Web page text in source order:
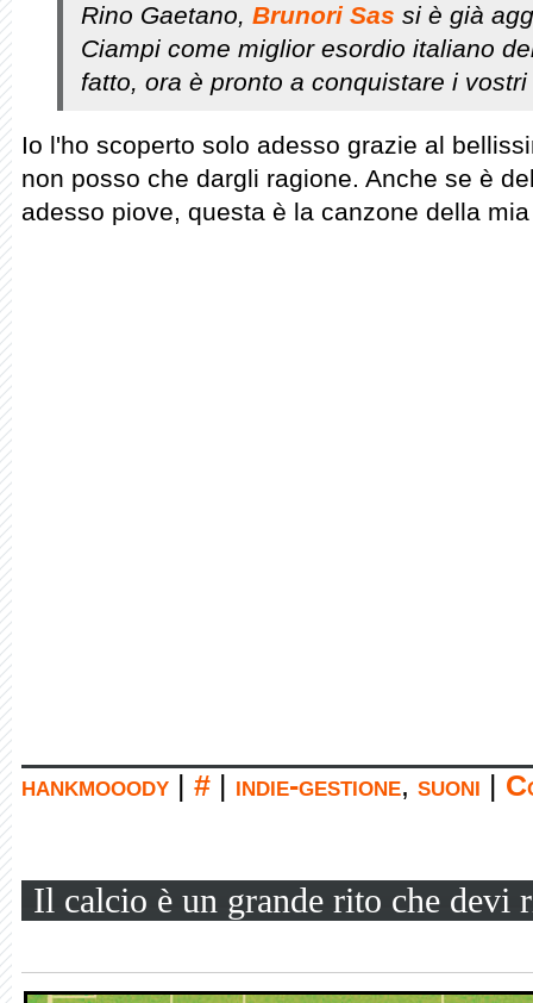
Rino Gaetano, Brunori Sas si è già
Ciampi come miglior esordio italiano
fatto, ora è pronto a conquistare i
Io l'ho scoperto solo adesso grazie al
non posso che dargli ragione. Anche se è
adesso piove, questa è la canzone della
hankmooody # indie-gestione, suoni
Il calcio è un grande rito che devi